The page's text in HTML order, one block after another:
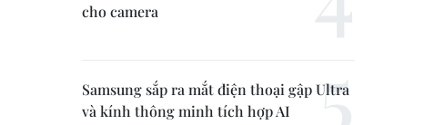
cho camera
Samsung sắp ra mắt điện thoại gập Ultra
và kính thông minh tích hợp AI